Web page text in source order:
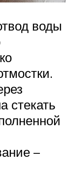
воды
стекать
–